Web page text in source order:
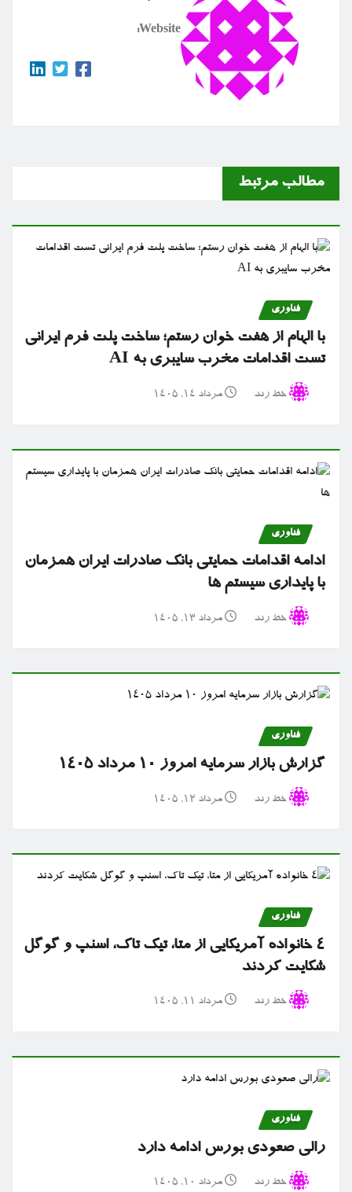
Website:
مطالب مرتبط
فناوری
با الهام از هفت خوان رستم؛ ساخت پلت فرم ایرانی
تست اقدامات مخرب سایبری به AI
خط رند مرداد ۱۴, ۱۴۰۵
فناوری
ادامه اقدامات حمایتی بانک صادرات ایران همزمان
با پایداری سیستم ها
خط رند مرداد ۱۳, ۱۴۰۵
فناوری
گزارش بازار سرمایه امروز ۱۰ مرداد ۱۴۰۵
خط رند مرداد ۱۲, ۱۴۰۵
فناوری
۴ خانواده آمریکایی از متا، تیک تاک، اسنپ و گوگل
شکایت کردند
خط رند مرداد ۱۱, ۱۴۰۵
فناوری
رالی صعودی بورس ادامه دارد
خط رند مرداد ۱۰, ۱۴۰۵